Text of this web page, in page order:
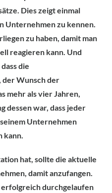
Dies zeigt einmal
Unternehmen zu kennen.
zu haben, damit man
reagieren kann. Und
die
Wunsch der
mehr als vier Jahren,
dessen war, dass jeder
Unternehmen
kann.
hat, sollte die aktuelle
damit anzufangen.
durchgelaufen